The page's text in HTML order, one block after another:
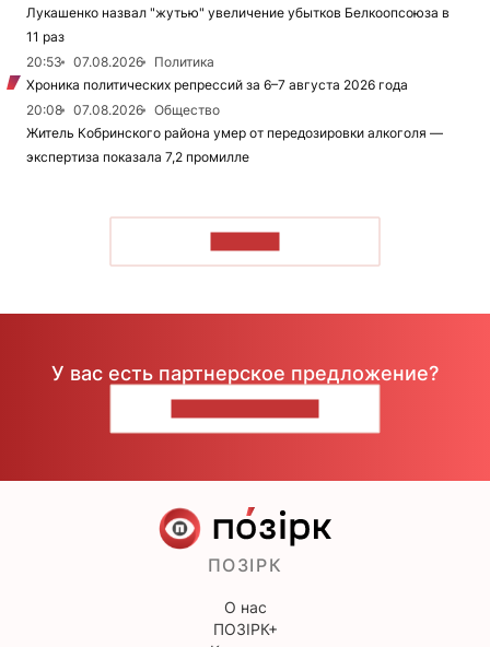
Лукашенко назвал "жутью" увеличение убытков Белкоопсоюза в
11 раз
20:53
07.08.2026
Политика
Хроника политических репрессий за 6–7 августа 2026 года
20:08
07.08.2026
Общество
Житель Кобринского района умер от передозировки алкоголя —
экспертиза показала 7,2 промилле
У вас есть партнерское предложение?
ПОЗІРК
О нас
ПОЗІРК+